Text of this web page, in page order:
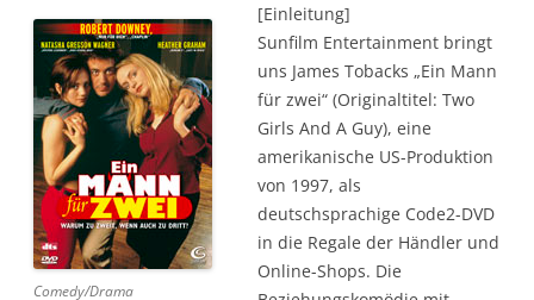
Comedy/Drama
[Einleitung]
Sunfilm Entertainment bringt
uns James Tobacks „Ein Mann
für zwei“ (Originaltitel: Two
Girls And A Guy), eine
amerikanische US-Produktion
von 1997, als
deutschsprachige Code2-DVD
in die Regale der Händler und
Online-Shops. Die